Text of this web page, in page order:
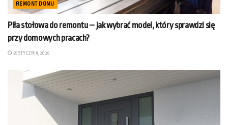
REMONT DOMU
Piła stołowa do remontu – jak wybrać model, który sprawdzi się
przy domowych pracach?
25 STYCZNIA, 2026